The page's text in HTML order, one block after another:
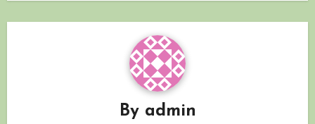
By admin